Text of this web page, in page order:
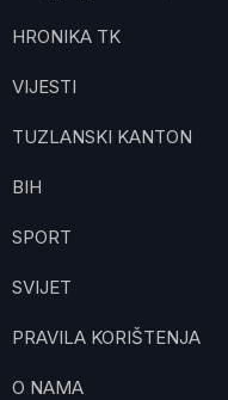
HRONIKA TK
VIJESTI
TUZLANSKI KANTON
BIH
SPORT
SVIJET
PRAVILA KORIŠTENJA
O NAMA